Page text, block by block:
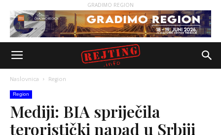
GRADIMO REGION
Naslovnica Region
Region
Mediji: BIA spriječila
teroristički napad u Srbiji